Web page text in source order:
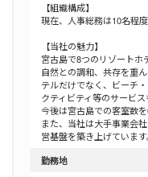
【組織構成】
現在、人事総務は10名程
【当社の魅力】
宮古島で8つのリゾートホ
自然との調和、共存を重
テルだけでなく、ビーチ
クティビティ等のサービス
今後は宮古島での客室数
また、当社は大手事業会
営基盤を築き上げています
勤務地